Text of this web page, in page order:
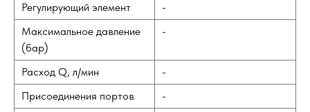
Регулирующий элемент
-
Максимальное давление
(бар)
-
Расход Q, л/мин
-
Присоединения портов
-